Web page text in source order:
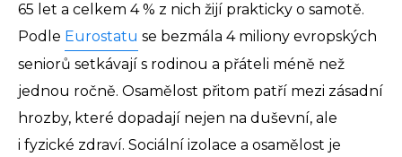
65 let a celkem 4 % z nich žijí prakticky o samotě.
Podle Eurostatu se bezmála 4 miliony evropských
seniorů setkávají s rodinou a přáteli méně než
jednou ročně. Osamělost přitom patří mezi zásadní
hrozby, které dopadají nejen na duševní, ale
i fyzické zdraví. Sociální izolace a osamělost je